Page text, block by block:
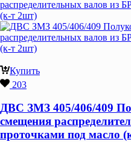
Купить
203
ДВС ЗМЗ 405/406/409
смещения
проточками под масло